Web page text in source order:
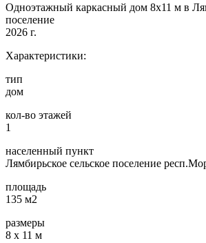
Одноэтажный каркасный дом 8х11 м в
поселение
2026 г.
Характеристики:
тип
дом
кол-во этажей
1
населенный пункт
Лямбирьское сельское поселение
площадь
135 м2
размеры
8 х 11 м